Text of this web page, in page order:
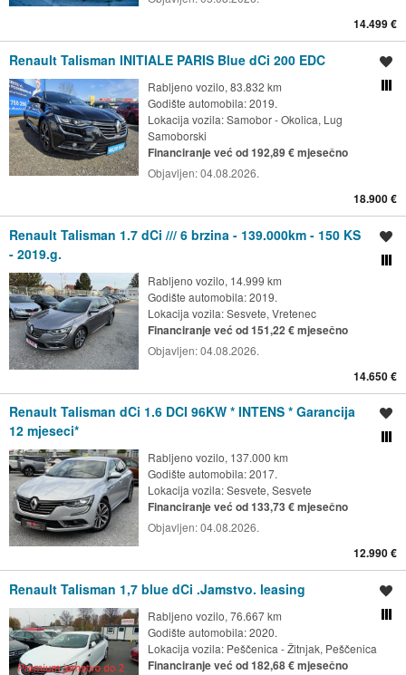
14.499 €
Renault Talisman INITIALE PARIS Blue dCi 200 EDC
Rabljeno vozilo, 83.832 km
Godište automobila: 2019.
Lokacija vozila:Samobor - Okolica, Lug
Samoborski
Financiranje već od 192,89 € mjesečno
Objavljen:04.08.2026.
18.900 €
Renault Talisman 1.7 dCi /// 6 brzina - 139.000km - 150 KS
- 2019.g.
Rabljeno vozilo, 14.999 km
Godište automobila: 2019.
Lokacija vozila:Sesvete, Vretenec
Financiranje već od 151,22 € mjesečno
Objavljen:04.08.2026.
14.650 €
Renault Talisman dCi 1.6 DCI 96KW * INTENS * Garancija
12 mjeseci*
Rabljeno vozilo, 137.000 km
Godište automobila: 2017.
Lokacija vozila:Sesvete, Sesvete
Financiranje već od 133,73 € mjesečno
Objavljen:04.08.2026.
12.990 €
Renault Talisman 1,7 blue dCi .Jamstvo. leasing
Rabljeno vozilo, 76.667 km
Godište automobila: 2020.
Lokacija vozila: Peščenica - Žitnjak, Peščenica
Financiranje već od 182,68 € mjesečno